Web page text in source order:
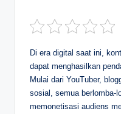
DDi era digital saat ini,
dapat menghasilkan
Mulai dari YouTuber,
sosial, semua berlomba-
memonetisasi audiens